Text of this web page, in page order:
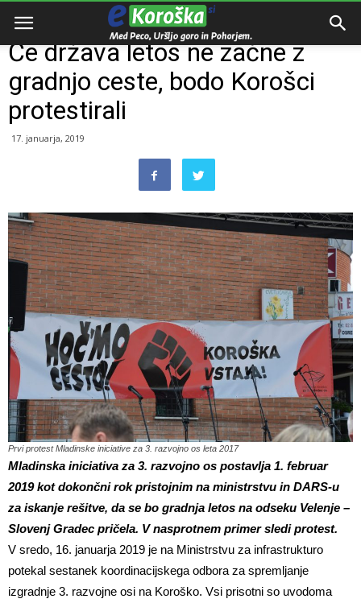
Domov
Če država letos ne začne z
gradnjo ceste, bodo Korošci
protestirali
17. januarja, 2019
Prvi protest Mladinske iniciative za 3. razvojno os leta 2017
Mladinska iniciativa za 3. razvojno os postavlja 1. februar
2019 kot dokončni rok pristojnim na ministrstvu in DARS-u
za iskanje rešitve, da se bo gradnja letos na odseku Velenje –
Slovenj Gradec pričela. V nasprotnem primer sledi protest.
V sredo, 16. januarja 2019 je na Ministrstvu za infrastrukturo
potekal sestanek koordinacijskega odbora za spremljanje
izgradnje 3. razvojne osi na Koroško. Vsi prisotni so uvodoma